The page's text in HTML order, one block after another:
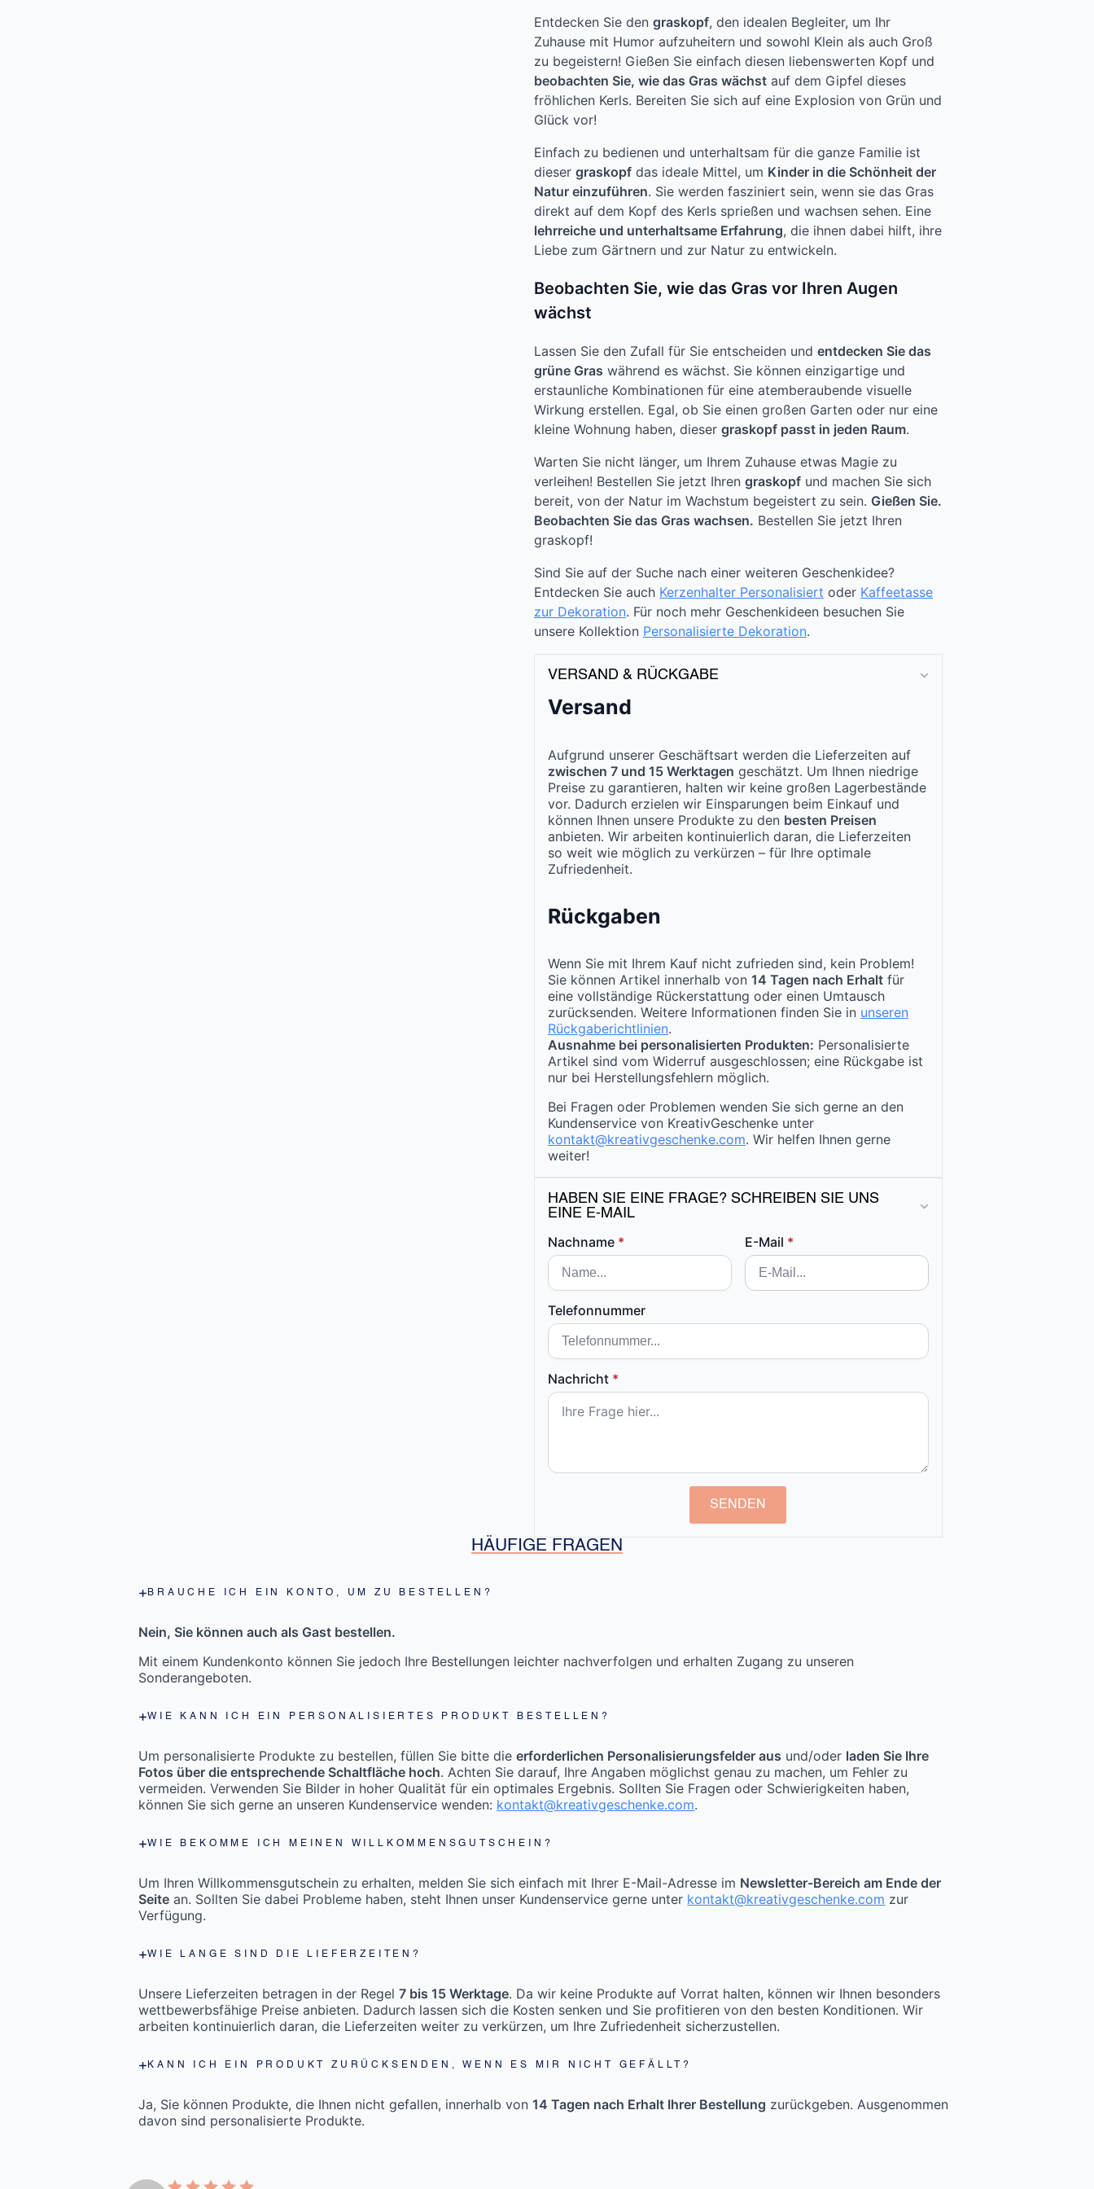
Entdecken Sie den graskopf, den idealen Begleiter, um Ihr
Zuhause mit Humor aufzuheitern und sowohl Klein als auch Groß
zu begeistern! Gießen Sie einfach diesen liebenswerten Kopf und
beobachten Sie, wie das Gras wächst auf dem Gipfel dieses
fröhlichen Kerls. Bereiten Sie sich auf eine Explosion von Grün und
Glück vor!
Einfach zu bedienen und unterhaltsam für die ganze Familie ist
dieser graskopf das ideale Mittel, um Kinder in die Schönheit der
Natur einzuführen. Sie werden fasziniert sein, wenn sie das Gras
direkt auf dem Kopf des Kerls sprießen und wachsen sehen. Eine
lehrreiche und unterhaltsame Erfahrung, die ihnen dabei hilft, ihre
Liebe zum Gärtnern und zur Natur zu entwickeln.
Beobachten Sie, wie das Gras vor Ihren Augen
wächst
Lassen Sie den Zufall für Sie entscheiden und entdecken Sie das
grüne Gras während es wächst. Sie können einzigartige und
erstaunliche Kombinationen für eine atemberaubende visuelle
Wirkung erstellen. Egal, ob Sie einen großen Garten oder nur eine
kleine Wohnung haben, dieser graskopf passt in jeden Raum.
Warten Sie nicht länger, um Ihrem Zuhause etwas Magie zu
verleihen! Bestellen Sie jetzt Ihren graskopf und machen Sie sich
bereit, von der Natur im Wachstum begeistert zu sein. Gießen Sie.
Beobachten Sie das Gras wachsen. Bestellen Sie jetzt Ihren
graskopf!
Sind Sie auf der Suche nach einer weiteren Geschenkidee?
Entdecken Sie auch Kerzenhalter Personalisiert oder Kaffeetasse
zur Dekoration. Für noch mehr Geschenkideen besuchen Sie
unsere Kollektion Personalisierte Dekoration.
VERSAND & RÜCKGABE
Versand
Aufgrund unserer Geschäftsart werden die Lieferzeiten auf
zwischen 7 und 15 Werktagen geschätzt. Um Ihnen niedrige
Preise zu garantieren, halten wir keine großen Lagerbestände
vor. Dadurch erzielen wir Einsparungen beim Einkauf und
können Ihnen unsere Produkte zu den besten Preisen
anbieten. Wir arbeiten kontinuierlich daran, die Lieferzeiten
so weit wie möglich zu verkürzen – für Ihre optimale
Zufriedenheit.
Rückgaben
Wenn Sie mit Ihrem Kauf nicht zufrieden sind, kein Problem!
Sie können Artikel innerhalb von 14 Tagen nach Erhalt für
eine vollständige Rückerstattung oder einen Umtausch
zurücksenden. Weitere Informationen finden Sie in unseren
Rückgaberichtlinien.
Ausnahme bei personalisierten Produkten: Personalisierte
Artikel sind vom Widerruf ausgeschlossen; eine Rückgabe ist
nur bei Herstellungsfehlern möglich.
Bei Fragen oder Problemen wenden Sie sich gerne an den
Kundenservice von KreativGeschenke unter
kontakt@kreativgeschenke.com. Wir helfen Ihnen gerne
weiter!
HABEN SIE EINE FRAGE? SCHREIBEN SIE UNS
EINE E-MAIL
Nachname * E-Mail *
Telefonnummer
Nachricht *
SENDEN
HÄUFIGE FRAGEN
BRAUCHE ICH EIN KONTO, UM ZU BESTELLEN?
Nein, Sie können auch als Gast bestellen.
Mit einem Kundenkonto können Sie jedoch Ihre Bestellungen leichter nachverfolgen und erhalten Zugang zu unseren
Sonderangeboten.
WIE KANN ICH EIN PERSONALISIERTES PRODUKT BESTELLEN?
Um personalisierte Produkte zu bestellen, füllen Sie bitte dieerforderlichen Personalisierungsfelder aus und/oder laden Sie Ihre
Fotos über die entsprechende Schaltfläche hoch. Achten Sie darauf, Ihre Angaben möglichst genau zu machen, um Fehler zu
vermeiden. Verwenden Sie Bilder in hoher Qualität für ein optimales Ergebnis. Sollten Sie Fragen oder Schwierigkeiten haben,
können Sie sich gerne an unseren Kundenservice wenden: kontakt@kreativgeschenke.com.
WIE BEKOMME ICH MEINEN WILLKOMMENSGUTSCHEIN?
Um Ihren Willkommensgutschein zu erhalten, melden Sie sich einfach mit Ihrer E-Mail-Adresse im Newsletter-Bereich am Ende der
Seite an. Sollten Sie dabei Probleme haben, steht Ihnen unser Kundenservice gerne unter kontakt@kreativgeschenke.com zur
Verfügung.
WIE LANGE SIND DIE LIEFERZEITEN?
Unsere Lieferzeiten betragen in der Regel7 bis 15 Werktage. Da wir keine Produkte auf Vorrat halten, können wir Ihnen besonders
wettbewerbsfähige Preise anbieten. Dadurch lassen sich die Kosten senken und Sie profitieren von den besten Konditionen. Wir
arbeiten kontinuierlich daran, die Lieferzeiten weiter zu verkürzen, um Ihre Zufriedenheit sicherzustellen.
KANN ICH EIN PRODUKT ZURÜCKSENDEN, WENN ES MIR NICHT GEFÄLLT?
Ja, Sie können Produkte, die Ihnen nicht gefallen, innerhalb von14 Tagen nach Erhalt Ihrer Bestellung zurückgeben. Ausgenommen
davon sind personalisierte Produkte.